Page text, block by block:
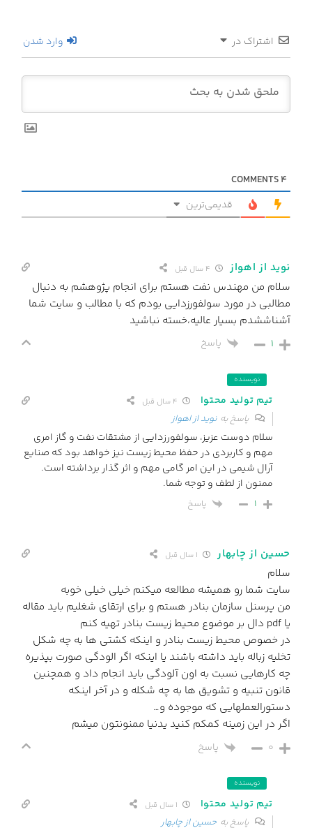
اشتراک در وارد شدن
4
قدیمی‌ترین
نوید از اهواز
سلام من مهندس نفت هستم برای انجام پژوهشم به دنبال
مطالبی در مورد سولفورزدایی بودم که با مطالب و سایت شما
آشناششدم بسیار عالیه،خسته نباشید
1 پاسخ
نویسنده
تیم تولید محتوا
پاسخ بهنوید از اهواز
سلام دوست عزیز، سولفورزدایی از مشتقات نفت و گاز امری
مهم و کاربردی در حفظ محیط زیست نیز خواهد بود که صنایع
آرال شیمی در این امر گامی مهم و اثر گذار برداشته است.
ممنون از لطف و توجه شما.
1 پاسخ
حسین از چابهار
سلام
سایت شما رو همیشه مطالعه میکنم خیلی خیلی خوبه
من پرسنل سازمان بنادر هستم و برای ارتقای شغلیم باید مقاله
یا pdf دال بر موضوع محیط زیست بنادر تهیه کنم
در خصوص محیط زیست بنادر و اینکه کشتی ها به چه شکل
تخلیه زباله باید داشته باشند یا اینکه اگر الودگی صورت بپذیره
چه کارهایی نسبت به اون آلودگی باید انجام داد و همچنین
قانون تنبیه و تشویق ها به چه شکله و در آخر اینکه
دستورالعملهایی که موجوده و…
اگر در این زمینه کمکم کنید یدنیا ممنونتون میشم
0 پاسخ
نویسنده
تیم تولید محتوا
پاسخ به حسین از چابهار